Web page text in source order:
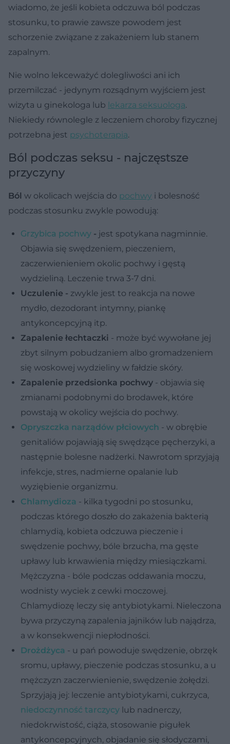
wiadomo, że jeśli kobieta odczuwa ból podczas
stosunku, to prawie zawsze powodem jest
schorzenie związane z zakażeniem lub stanem
zapalnym.
Nie wolno lekceważyć dolegliwości ani ich
przemilczać - jedynym rozsądnym wyjściem jest
wizyta u ginekologa lub lekarza seksuologa.
Niekiedy równolegle z leczeniem choroby fizycznej
potrzebna jest psychoterapia.
Ból podczas seksu - najczęstsze
przyczyny
Ból w okolicach wejścia do pochwy i bolesność
podczas stosunku zwykle powodują:
Grzybica pochwy - jest spotykana nagminnie.
Objawia się swędzeniem, pieczeniem,
zaczerwienieniem okolic pochwy i gęstą
wydzieliną. Leczenie trwa 3-7 dni.
Uczulenie - zwykle jest to reakcja na nowe
mydło, dezodorant intymny, piankę
antykoncepcyjną itp.
Zapalenie łechtaczki - może być wywołane jej
zbyt silnym pobudzaniem albo gromadzeniem
się woskowej wydzieliny w fałdzie skóry.
Zapalenie przedsionka pochwy - objawia się
zmianami podobnymi do brodawek, które
powstają w okolicy wejścia do pochwy.
Opryszczka narządów płciowych - w obrębie
genitaliów pojawiają się swędzące pęcherzyki, a
następnie bolesne nadżerki. Nawrotom sprzyjają
infekcje, stres, nadmierne opalanie lub
wyziębienie organizmu.
Chlamydioza - kilka tygodni po stosunku,
podczas którego doszło do zakażenia bakterią
chlamydią, kobieta odczuwa pieczenie i
swędzenie pochwy, bóle brzucha, ma gęste
upławy lub krwawienia między miesiączkami.
Mężczyzna - bóle podczas oddawania moczu,
wodnisty wyciek z cewki moczowej.
Chlamydiozę leczy się antybiotykami. Nieleczona
bywa przyczyną zapalenia jajników lub najądrza,
a w konsekwencji niepłodności.
Drożdżyca - u pań powoduje swędzenie, obrzęk
sromu, upławy, pieczenie podczas stosunku, a u
mężczyzn zaczerwienienie, swędzenie żołędzi.
Sprzyjają jej: leczenie antybiotykami, cukrzyca,
niedoczynność tarczycy lub nadnerczy,
niedokrwistość, ciąża, stosowanie pigułek
antykoncepcyjnych, objadanie się słodyczami,